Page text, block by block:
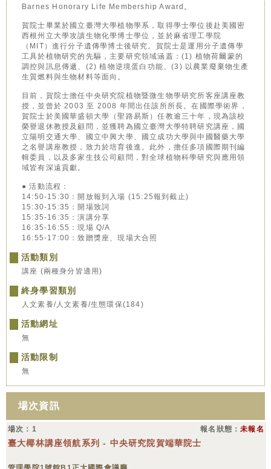
Barnes Honorary Life Membership Award。
賀院士畢業於國立臺灣大學植物學系，取得學士學位後赴美國密
西根州立大學攻讀生物化學博士學位，並於麻省理工學院
（MIT）進行分子遺傳學博士後研究。賀院士是運用分子遺傳學
工具於植物研究的先驅，主要研究領域涵蓋：(1) 植物荷爾蒙的
調控與訊息傳遞、(2) 植物逆境蛋白功能、(3) 以農業廢棄物生產
生質燃料與生物材料等面向。
目前，賀院士擔任中央研究院植物暨微生物學研究所客座講座教
授，並曾於 2003 至 2008 年間出任該所所長。在國際學術界，
賀院士於美國華盛頓大學（聖路易斯）任教逾三十年，現為該校
榮譽退休教授及顧問，並獲聘為國立臺灣大學特聘研究講座，國
立陽明交通大學、國立中興大學、國立成功大學與中國醫藥大學
之名譽講座教授，致力於培育後進。此外，擔任多項國際期刊編
輯委員，以及多家生技公司顧問，對全球植物科學研究與應用領
域皆有深遠貢獻。
● 活動流程：
14:50-15:30：開放報到入場 (15:25報到截止)
15:30-15:35：開場致詞
15:35-16:35：演講分享
16:35-16:55：現場 Q/A
16:55-17:00：致贈獎座、現場大合照
活動類別
講座 (兩種身分皆適用)
終身學習類別
人文素養/人文素養/生態環保(184)
活動網址
無
活動限制
無
場次資訊
場次：1 報名狀態：未報名
臺大椰林講座領航系列 - 中央研究院賀端華院士